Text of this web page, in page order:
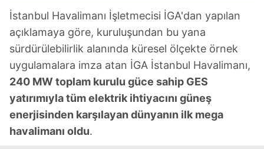
İstanbul Havalimanı İşletmecisi İGA'dan yapılan
açıklamaya göre, kuruluşundan bu yana
sürdürülebilirlik alanında küresel ölçekte örnek
uygulamalara imza atan İGA İstanbul Havalimanı,
240 MW toplam kurulu güce sahip GES
yatırımıyla tüm elektrik ihtiyacını güneş
enerjisinden karşılayan dünyanın ilk mega
havalimanı oldu.